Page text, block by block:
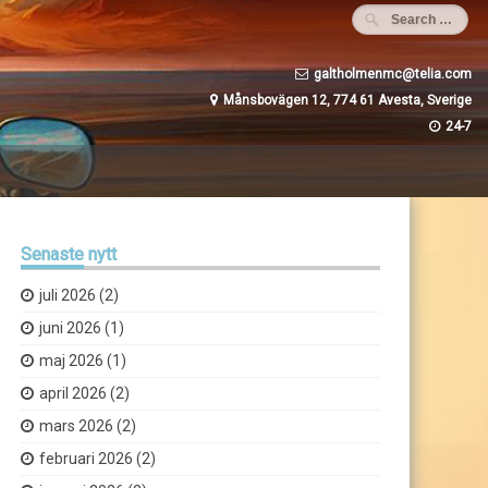
galtholmenmc@telia.com
Månsbovägen 12, 774 61 Avesta, Sverige
24-7
Senaste nytt
juli 2026 (2)
juni 2026 (1)
maj 2026 (1)
april 2026 (2)
mars 2026 (2)
februari 2026 (2)